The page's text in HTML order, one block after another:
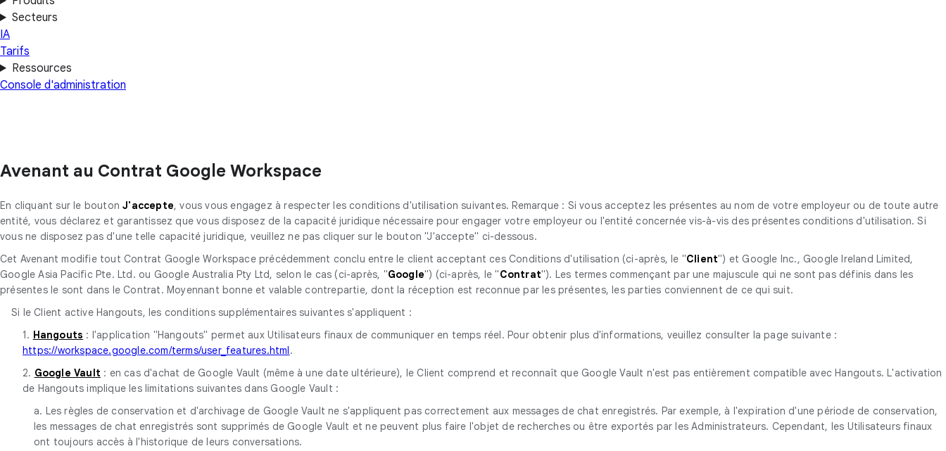
Secteurs
IA
Tarifs
Ressources
Console d'administration
Avenant au Contrat Google Workspace
En cliquant sur le boutonJ'accepte, vous vous engagez à respecter les conditions d'utilisation suivantes. Remarque : Si vous acceptez les présentes au nom de votre employeur ou de toute autre
entité, vous déclarez et garantissez que vous disposez de la capacité juridique nécessaire pour engager votre employeur ou l'entité concernée vis-à-vis des présentes conditions d'utilisation. Si
vous ne disposez pas d'une telle capacité juridique, veuillez ne pas cliquer sur le bouton "J'accepte" ci-dessous.
Cet Avenant modifie tout Contrat Google Workspace précédemment conclu entre le client acceptant ces Conditions d'utilisation (ci-après, le "Client") et Google Inc., Google Ireland Limited,
Google Asia Pacific Pte. Ltd. ou Google Australia Pty Ltd, selon le cas (ci-après, "Google") (ci-après, le "Contrat"). Les termes commençant par une majuscule qui ne sont pas définis dans les
présentes le sont dans le Contrat. Moyennant bonne et valable contrepartie, dont la réception est reconnue par les présentes, les parties conviennent de ce qui suit.
Si le Client active Hangouts, les conditions supplémentaires suivantes s'appliquent :
1. Hangouts : l'application "Hangouts" permet aux Utilisateurs finaux de communiquer en temps réel. Pour obtenir plus d'informations, veuillez consulter la page suivante :
https://workspace.google.com/terms/user_features.html.
2. Google Vault : en cas d'achat de Google Vault (même à une date ultérieure), le Client comprend et reconnaît que Google Vault n'est pas entièrement compatible avec Hangouts. L'activation
de Hangouts implique les limitations suivantes dans Google Vault :
a. Les règles de conservation et d'archivage de Google Vault ne s'appliquent pas correctement aux messages de chat enregistrés. Par exemple, à l'expiration d'une période de conservation,
les messages de chat enregistrés sont supprimés de Google Vault et ne peuvent plus faire l'objet de recherches ou être exportés par les Administrateurs. Cependant, les Utilisateurs finaux
ont toujours accès à l'historique de leurs conversations.